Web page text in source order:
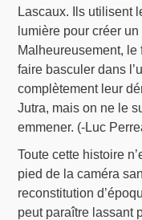
Lascaux. Ils utilisent
lumière pour créer
Malheureusement,
faire basculer dans
complètement leur
Jutra, mais on ne le
emmener. (-Luc
Toute cette histoire
pied de la caméra
reconstitution
peut paraître lassant